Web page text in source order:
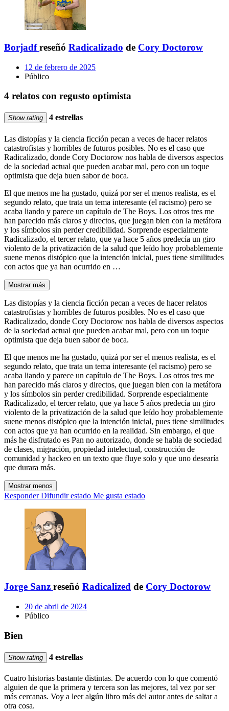
Borjadf reseñó Radicalizado de Cory Doctorow
12 de febrero de 2025
Público
4 relatos con regusto optimista
Show rating 4 estrellas
Las distopías y la ciencia ficción pecan a veces de hacer relatos
catastrofistas y horribles de futuros posibles. No es el caso que
Radicalizado, donde Cory Doctorow nos habla de diversos aspectos
de la sociedad actual que pueden acabar mal, pero con un toque
optimista que deja buen sabor de boca.
El que menos me ha gustado, quizá por ser el menos realista, es el
segundo relato, que trata un tema interesante (el racismo) pero se
acaba liando y parece un capítulo de The Boys. Los otros tres me
han parecido más claros y directos, que juegan bien con la metáfora
y los símbolos sin perder credibilidad. Sorprende especialmente
Radicalizado, el tercer relato, que ya hace 5 años predecía un giro
violento de la privatización de la salud que leído hoy probablemente
suene menos distópico que la intención inicial, pues tiene similitudes
con actos que ya han ocurrido en …
Mostrar más
Las distopías y la ciencia ficción pecan a veces de hacer relatos
catastrofistas y horribles de futuros posibles. No es el caso que
Radicalizado, donde Cory Doctorow nos habla de diversos aspectos
de la sociedad actual que pueden acabar mal, pero con un toque
optimista que deja buen sabor de boca.
El que menos me ha gustado, quizá por ser el menos realista, es el
segundo relato, que trata un tema interesante (el racismo) pero se
acaba liando y parece un capítulo de The Boys. Los otros tres me
han parecido más claros y directos, que juegan bien con la metáfora
y los símbolos sin perder credibilidad. Sorprende especialmente
Radicalizado, el tercer relato, que ya hace 5 años predecía un giro
violento de la privatización de la salud que leído hoy probablemente
suene menos distópico que la intención inicial, pues tiene similitudes
con actos que ya han ocurrido en la realidad. Sin embargo, el que
más he disfrutado es Pan no autorizado, donde se habla de sociedad
de clases, migración, propiedad intelectual, construcción de
comunidad y hackeo en un texto que fluye solo y que uno desearía
que durara más.
Mostrar menos
Responder Difundir estado Me gusta estado
Jorge Sanz reseñó Radicalized de Cory Doctorow
20 de abril de 2024
Público
Bien
Show rating 4 estrellas
Cuatro historias bastante distintas. De acuerdo con lo que comentó
alguien de que la primera y tercera son las mejores, tal vez por ser
más cercanas. Voy a leer algún libro más del autor antes de saltar a
otra cosa.